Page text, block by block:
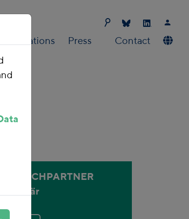
Publications Press Contact
Bär